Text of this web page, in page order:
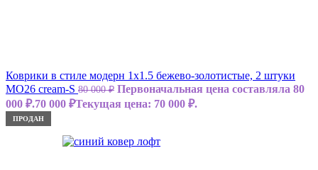
Коврики в стиле модерн 1х1.5 бежево-золотистые, 2 штуки
MO26 cream-S 80 000₽ Первоначальная цена составляла 80
000 ₽.70 000 ₽Текущая цена: 70 000 ₽.
ПРОДАН